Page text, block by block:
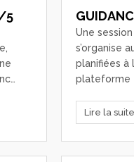
5
Une
s’organise
planifiées à
plateforme
Lire la suite